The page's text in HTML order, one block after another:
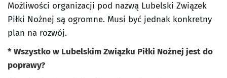
Możliwości organizacji pod nazwą Lubelski Związek
Piłki Nożnej są ogromne. Musi być jednak konkretny
plan na rozwój.
* Wszystko w Lubelskim Związku Piłki Nożnej jest do
poprawy?